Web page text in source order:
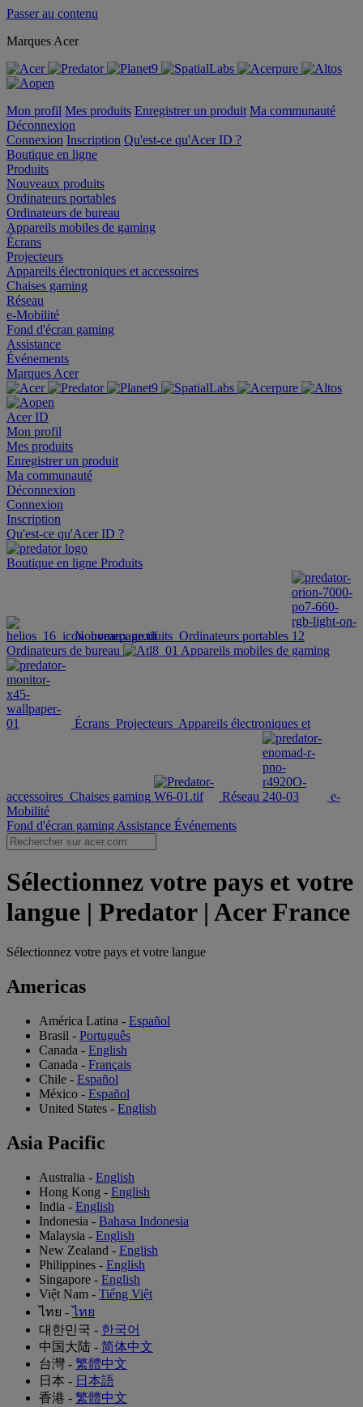
Passer au contenu
Marques Acer
Mon profil Mes produits Enregistrer un produit Ma communauté
Déconnexion
Connexion Inscription Qu'est-ce qu'Acer ID ?
Boutique en ligne
Produits
Nouveaux produits
Ordinateurs portables
Ordinateurs de bureau
Appareils mobiles de gaming
Écrans
Projecteurs
Appareils électroniques et accessoires
Chaises gaming
Réseau
e-Mobilité
Fond d'écran gaming
Assistance
Événements
Marques Acer
Acer ID
Mon profil
Mes produits
Enregistrer un produit
Ma communauté
Déconnexion
Connexion
Inscription
Qu'est-ce qu'Acer ID ?
Boutique en ligne Produits
Nouveaux produits Ordinateurs portables
Ordinateurs de bureau
Appareils mobiles de gaming
Écrans Projecteurs Appareils électroniques et
accessoires Chaises gaming Réseau
e-
Mobilité
Fond d'écran gaming Assistance Événements
Sélectionnez votre pays et votre
langue | Predator | Acer France
Sélectionnez votre pays et votre langue
Americas
América Latina - Español
Brasil - Português
Canada - English
Canada - Français
Chile - Español
México - Español
United States - English
Asia Pacific
Australia - English
Hong Kong - English
India - English
Indonesia - Bahasa Indonesia
Malaysia - English
New Zealand - English
Philippines - English
Singapore - English
Việt Nam - Tiếng Việt
ไทย -ไทย
대한민국 - 한국어
中国大陆 - 简体中文
台灣 - 繁體中文
日本 - 日本語
香港 - 繁體中文